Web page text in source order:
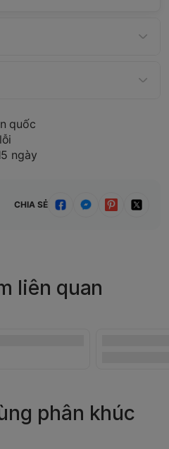
quốc
ngày
CHIA SẺ
liên quan
phân khúc